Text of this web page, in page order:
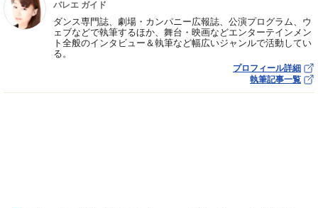
バレエ ガイド
ダンス専門誌、劇場・カンパニー広報誌、公演プログラム、ウ
ェブなどで執筆するほか、舞台・映画などエンターテインメン
ト全般のインタビュー＆執筆など幅広いジャンルで活動してい
る。
プロフィール詳細
執筆記事一覧